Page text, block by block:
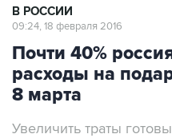
В РОССИИ
09:24, 18 февраля 2016
Почти 40%
расходы на
8 марта
Увеличить траты